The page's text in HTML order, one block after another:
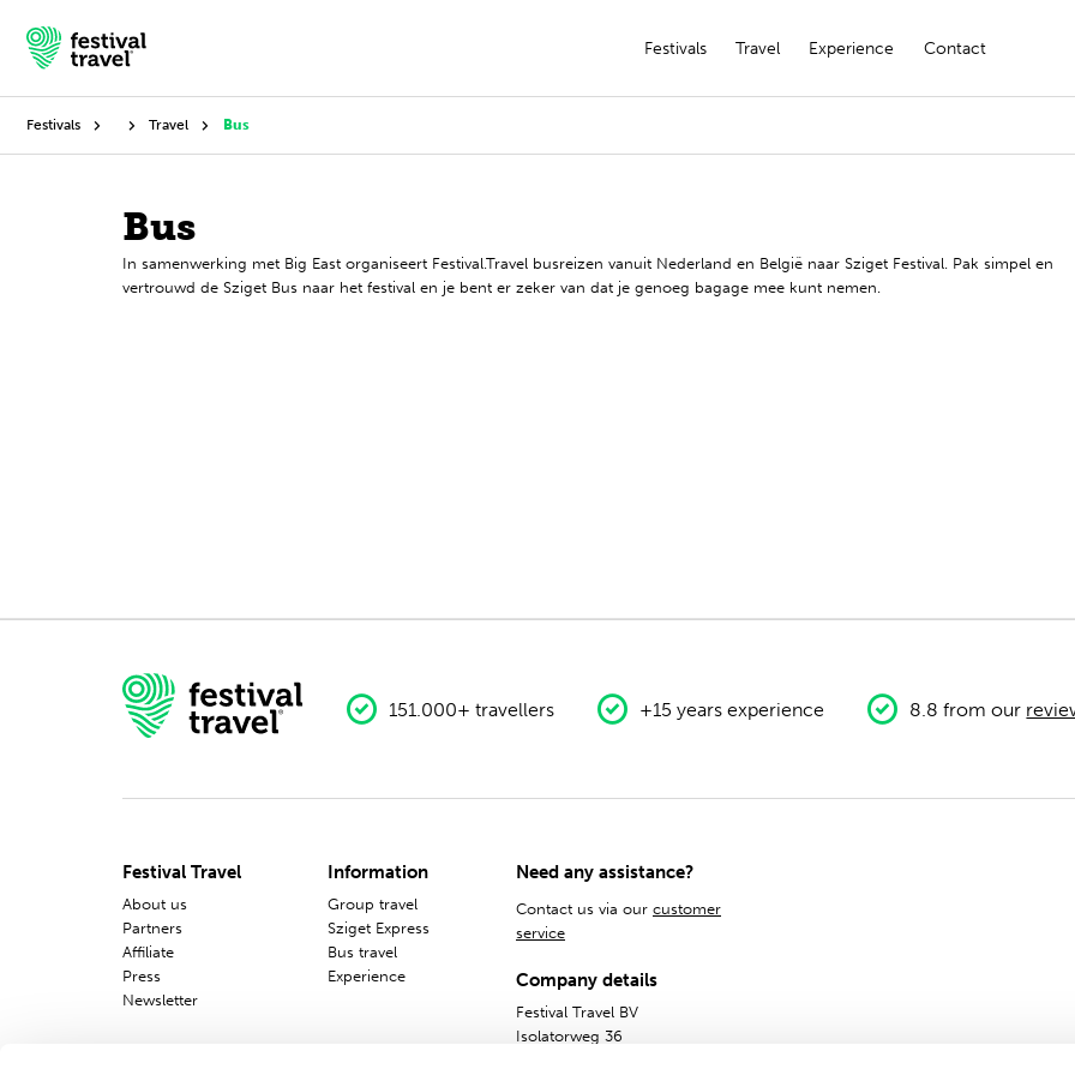
Festivals Travel Experience Contact
Festivals
Travel
Festivals Travel Bus
Bus
In samenwerking met Big East organiseert Festival.Travel busreizen vanuit Nederland en België naar Sziget Festival. Pak simpel en
vertrouwd de Sziget Bus naar het festival en je bent er zeker van dat je genoeg bagage mee kunt nemen.
151.000+ travellers +15 years experience 8.8 from our
Festival Travel
About us
Partners
Affiliate
Press
Newsletter
Information
Group travel
Sziget Express
Bus travel
Experience
Need any assistance?
Contact us via our customer
service
Company details
Festival Travel BV
Isolatorweg 36